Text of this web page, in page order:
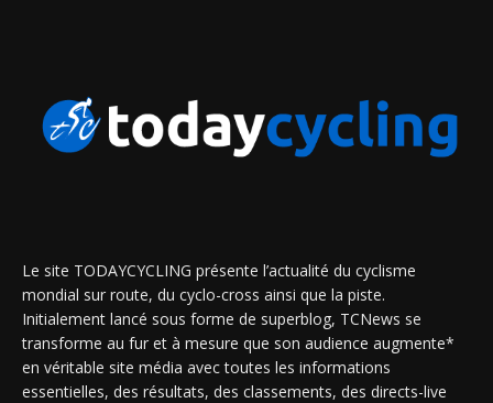
Le site TODAYCYCLING présente l’actualité du cyclisme
mondial sur route, du cyclo-cross ainsi que la piste.
Initialement lancé sous forme de superblog, TCNews se
transforme au fur et à mesure que son audience augmente*
en véritable site média avec toutes les informations
essentielles, des résultats, des classements, des directs-live